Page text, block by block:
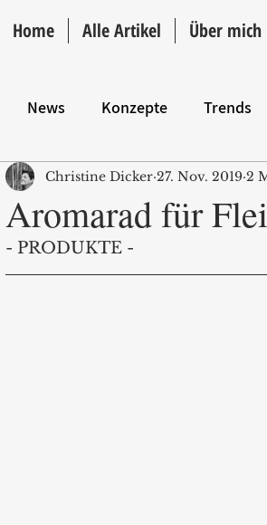
Home Alle Artikel Über mich
News Konzepte Trends
ANZEIGE Intro
Aromarad für
Christine Dicker 27. Nov. 2019 2
- PRODUKTE -